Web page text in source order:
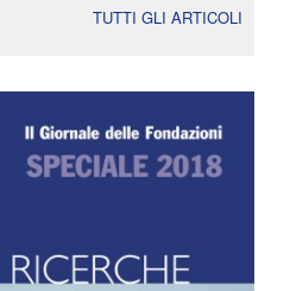
TUTTI GLI ARTICOLI